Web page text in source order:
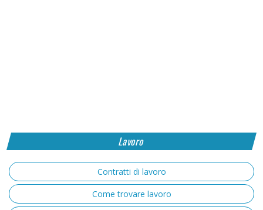
Lavoro
Contratti di lavoro
Come trovare lavoro